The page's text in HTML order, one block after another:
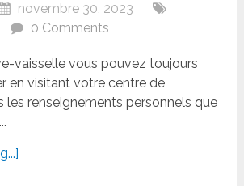
novembre 30, 2023
0 Comments
vaisselle vous pouvez toujours
en visitant votre centre de
les renseignements personnels que